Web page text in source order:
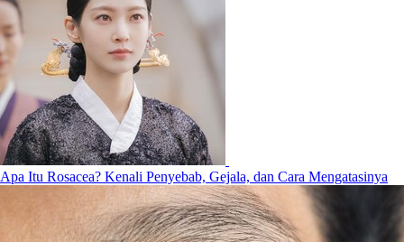
Apa Itu Rosacea? Kenali Penyebab, Gejala, dan Cara Mengatasinya